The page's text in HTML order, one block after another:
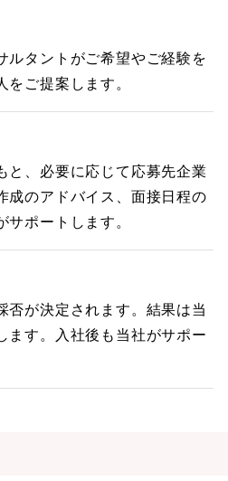
ルタントがご希望やご経験を
をご提案します。
と、必要に応じて応募先企業
成のアドバイス、面接日程の
サポートします。
否が決定されます。結果は当
ます。入社後も当社がサポー